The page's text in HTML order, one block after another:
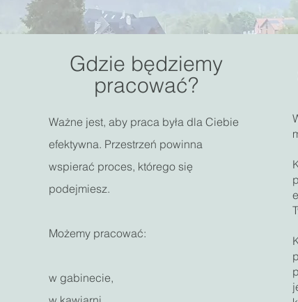
Gdzie będziemy
pracować?
Ważne jest, aby praca była dla Ciebie
efektywna. Przestrzeń powinna
wspierać proces, którego się
podejmiesz.
Możemy pracować:
w gabinecie,